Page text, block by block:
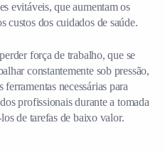
evitáveis, que aumentam os
custos dos cuidados de saúde.
força de trabalho, que se
constantemente sob pressão,
ferramentas necessárias para
profissionais durante a tomada
de tarefas de baixo valor.